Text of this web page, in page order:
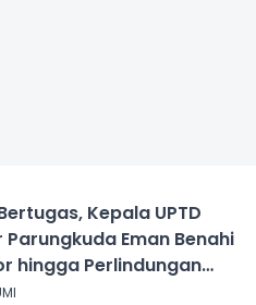
Kepala UPTD
Parungkuda Eman Benahi
hingga Perlindungan